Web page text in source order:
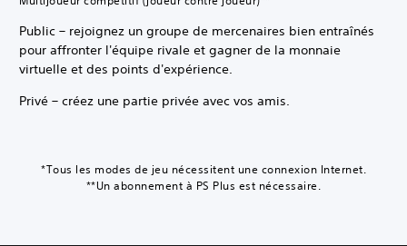
Public – rejoignez un groupe de mercenaires bien entraînés
pour affronter l'équipe rivale et gagner de la monnaie
virtuelle et des points d'expérience.
Privé – créez une partie privée avec vos amis.
*Tous les modes de jeu nécessitent une connexion Internet.
**Un abonnement à PS Plus est nécessaire.